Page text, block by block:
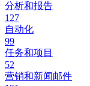
分析和报告
127
自动化
99
任务和项目
52
营销和新闻邮件